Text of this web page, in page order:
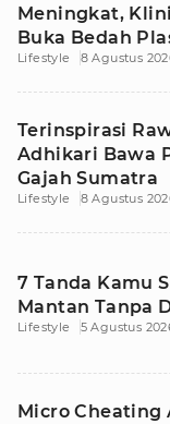
Meningkat,
Buka Bedah
Rambut
Lifestyle 8 Agustus
Terinspirasi
Adhikari Bawa
Gajah Sumatra
Lifestyle 8 Agustus
7 Tanda Kamu
Mantan Tanpa
Lifestyle 5 Agustus
Micro Cheating